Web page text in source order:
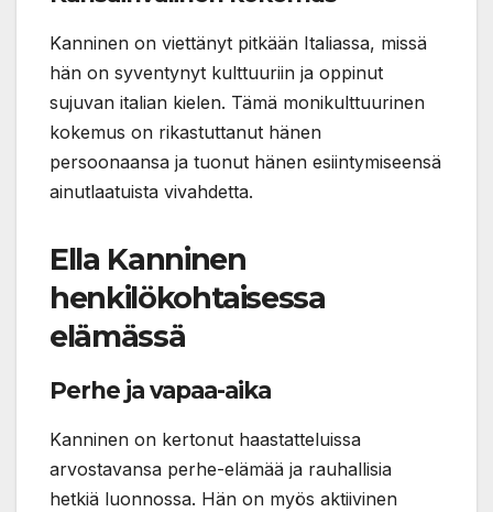
Kanninen on viettänyt pitkään Italiassa, missä
hän on syventynyt kulttuuriin ja oppinut
sujuvan italian kielen. Tämä monikulttuurinen
kokemus on rikastuttanut hänen
persoonaansa ja tuonut hänen esiintymiseensä
ainutlaatuista vivahdetta.
Ella Kanninen
henkilökohtaisessa
elämässä
Perhe ja vapaa-aika
Kanninen on kertonut haastatteluissa
arvostavansa perhe-elämää ja rauhallisia
hetkiä luonnossa. Hän on myös aktiivinen